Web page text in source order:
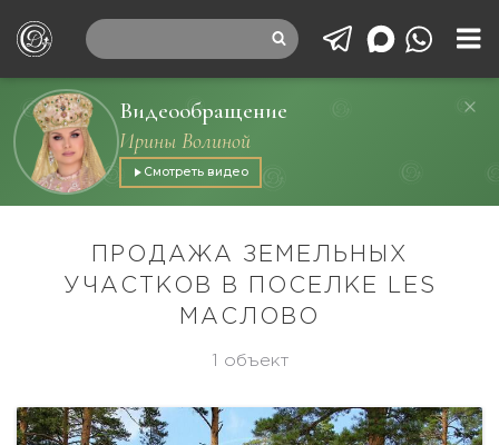
Видеообращение
Ирины Волиной
Смотреть видео
ПРОДАЖА ЗЕМЕЛЬНЫХ
УЧАСТКОВ В ПОСЕЛКЕ LES
МАСЛОВО
1 объект